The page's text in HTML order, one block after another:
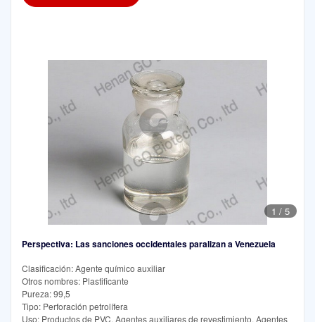
1 / 5
Perspectiva: Las sanciones occidentales paralizan a Venezuela
Clasificación: Agente químico auxiliar
Otros nombres: Plastificante
Pureza: 99,5
Tipo: Perforación petrolífera
Uso: Productos de PVC, Agentes auxiliares de revestimiento, Agentes